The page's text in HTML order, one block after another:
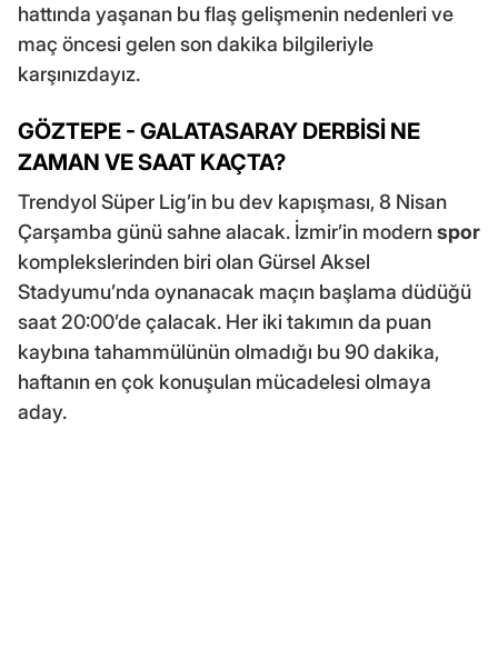
hattında yaşanan bu flaş gelişmenin nedenleri ve
maç öncesi gelen son dakika bilgileriyle
karşınızdayız.
GÖZTEPE - GALATASARAY DERBİSİ NE
ZAMAN VE SAAT KAÇTA?
Trendyol Süper Lig’in bu dev kapışması, 8 Nisan
Çarşamba günü sahne alacak. İzmir’in modernspor
komplekslerinden biri olan Gürsel Aksel
Stadyumu’nda oynanacak maçın başlama düdüğü
saat 20:00’de çalacak. Her iki takımın da puan
kaybına tahammülünün olmadığı bu 90 dakika,
haftanın en çok konuşulan mücadelesi olmaya
aday.